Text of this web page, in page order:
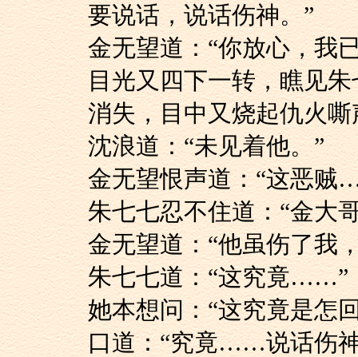
要说话，说话伤神。”
金无望道：“你放心，
目光又四下一转，瞧
消失，目中又烧起仇火
沈浪道：“未见着他。”
金无望恨声道：“这恶
朱七七忍不住道：“金
金无望道：“他虽伤了
朱七七道：“这究竟……”
她本想问：“这究竟是
口道：“究竟……说话伤